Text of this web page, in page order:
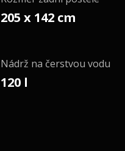
205 x 142 cm
Nádrž na čerstvou vodu
120 l